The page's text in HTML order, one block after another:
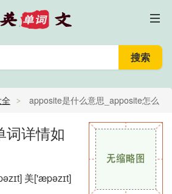
apposite是什么意思_apposite怎么
译
词详情如
美['æpəzɪt]